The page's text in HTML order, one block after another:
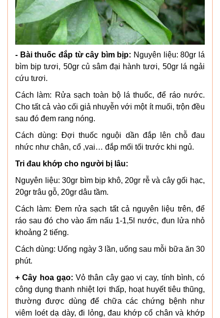
- Bài thuốc đắp từ cây bìm bịp: Nguyên liệu: 80gr lá
bìm bịp tươi, 50gr củ sâm đại hành tươi, 50gr lá ngải
cứu tươi.
Cách làm: Rửa sạch toàn bộ lá thuốc, để ráo nước.
Cho tất cả vào cối giả nhuyễn với một ít muối, trộn đều
sau đó đem rang nóng.
Cách dùng: Đợi thuốc nguội dần đắp lên chỗ đau
nhức như chân, cổ ,vai… đắp mối tối trước khi ngủ.
Tri đau khớp cho người bị lâu:
Nguyên liệu: 30gr bìm bịp khô, 20gr rễ và cây gối hạc,
20gr trâu gỗ, 20gr dâu tầm.
Cách làm: Đem rửa sạch tất cả nguyên liệu trên, để
ráo sau đó cho vào ấm nấu 1-1,5l nước, đun lửa nhỏ
khoảng 2 tiếng.
Cách dùng: Uống ngày 3 lần, uống sau mỗi bữa ăn 30
phút.
+ Cây hoa gạo: Vỏ thân cây gạo vị cay, tính bình, có
công dụng thanh nhiệt lợi thấp, hoạt huyết tiêu thũng,
thường được dùng để chữa các chứng bệnh như
viêm loét dạ dày, đi lỏng, đau khớp cổ chân và khớp